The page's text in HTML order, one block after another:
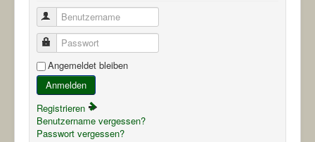
Benutzername
Passwort
Angemeldet bleiben
Anmelden
Registrieren
Benutzername vergessen?
Passwort vergessen?